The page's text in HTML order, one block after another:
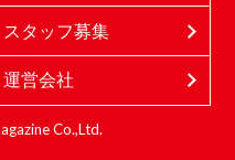
スタッフ募集
運営会社
Co.,Ltd.